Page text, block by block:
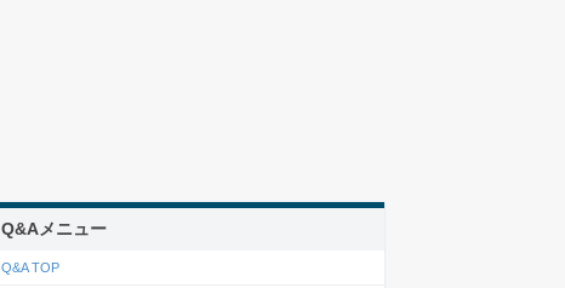
Q&Aメニュー
Q&A TOP